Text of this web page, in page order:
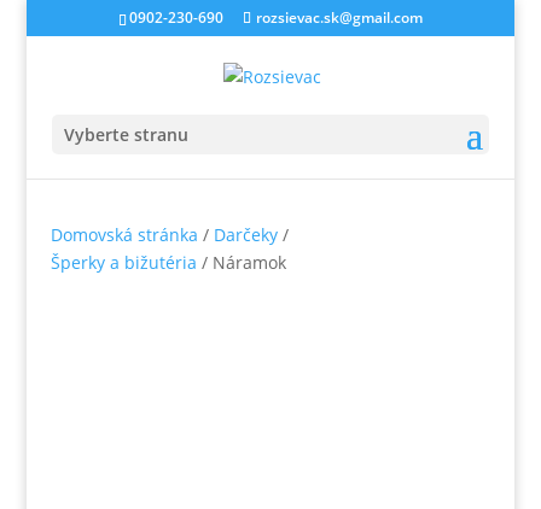
0902-230-690 rozsievac.sk@gmail.com
Vyberte stranu
Domovská stránka / Darčeky /
Šperky a bižutéria / Náramok